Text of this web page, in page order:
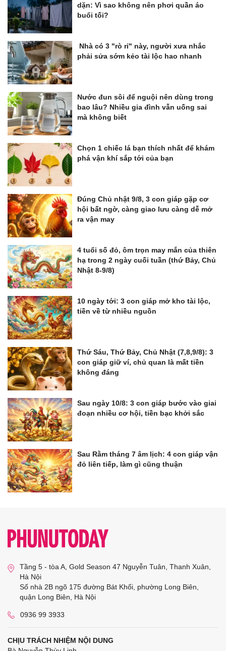
dặn: Vì sao không nên phơi quần áo
buổi tối?
Nhà có 3 "rò rỉ" này, người xưa nhắc
phải sửa sớm kẻo tài lộc hao nhanh
Nước đun sôi để nguội nên dùng trong
bao lâu? Nhiều gia đình vẫn uống sai
mà không biết
Chọn 1 chiếc lá bạn thích nhất để khám
phá vận khí sắp tới của bạn
Đúng Chủ nhật 9/8, 3 con giáp gặp cơ
hội bất ngờ, càng giao lưu càng dễ mở
ra vận may
4 tuổi số đỏ, ôm trọn may mắn của thiên
hạ trong 2 ngày cuối tuần (thứ Bảy, Chủ
Nhật 8-9/8)
10 ngày tới: 3 con giáp mở kho tài lộc,
tiền về từ nhiều nguồn
Thứ Sáu, Thứ Bảy, Chủ Nhật (7,8,9/8): 3
con giáp giữ ví, chủ quan là mất tiền
không đáng
Sau ngày 10/8: 3 con giáp bước vào giai
đoạn nhiều cơ hội, tiền bạc khởi sắc
Sau Rằm tháng 7 âm lịch: 4 con giáp vận
đỏ liên tiếp, làm gì cũng thuận
Tầng 5 - tòa A, Gold Season 47 Nguyễn Tuân, Thanh Xuân,
Hà Nội
Số nhà 2B ngõ 175 đường Bát Khối, phường Long Biên,
quận Long Biên, Hà Nội
0936 99 3933
CHỊU TRÁCH NHIỆM NỘI DUNG